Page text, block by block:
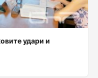
удари и